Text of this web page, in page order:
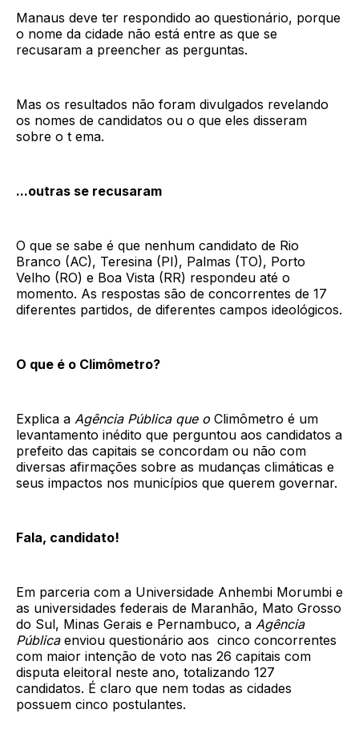
Manaus deve ter respondido ao questionário, porque
o nome da cidade não está entre as que se
recusaram a preencher as perguntas.
Mas os resultados não foram divulgados revelando
os nomes de candidatos ou o que eles disseram
sobre o t ema.
...outras se recusaram
O que se sabe é que nenhum candidato de Rio
Branco (AC), Teresina (PI), Palmas (TO), Porto
Velho (RO) e Boa Vista (RR) respondeu até o
momento. As respostas são de concorrentes de 17
diferentes partidos, de diferentes campos ideológicos.
O que é o Climômetro?
Explica a Agência Pública que o Climômetro é um
levantamento inédito que perguntou aos candidatos a
prefeito das capitais se concordam ou não com
diversas afirmações sobre as mudanças climáticas e
seus impactos nos municípios que querem governar.
Fala, candidato!
Em parceria com a Universidade Anhembi Morumbi e
as universidades federais de Maranhão, Mato Grosso
do Sul, Minas Gerais e Pernambuco, a Agência
Pública enviou questionário aos cinco concorrentes
com maior intenção de voto nas 26 capitais com
disputa eleitoral neste ano, totalizando 127
candidatos. É claro que nem todas as cidades
possuem cinco postulantes.